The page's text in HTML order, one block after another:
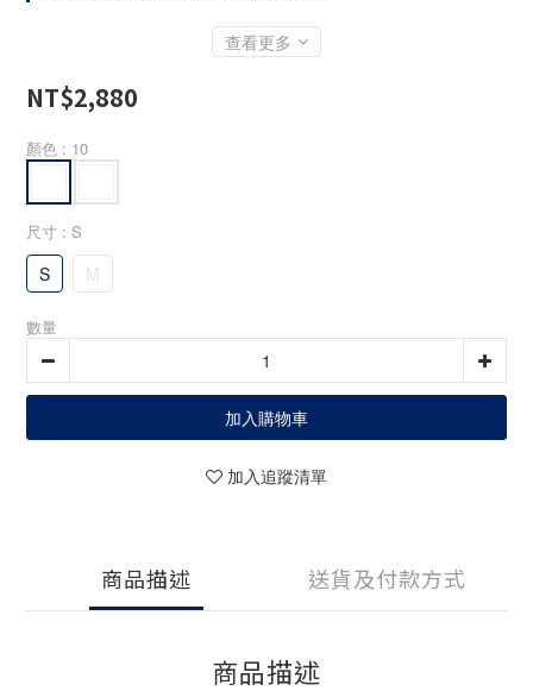
查看更多
NT$2,880
顏色 : 10
尺寸 : S
S M
數量
加入購物車
加入追蹤清單
商品描述 送貨及付款方式
商品描述